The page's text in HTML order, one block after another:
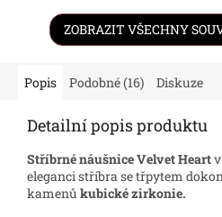
ZOBRAZIT VŠECHNY
Popis Podobné (16) Diskuze
Detailní popis produktu
Stříbrné náušnice Velvet Heart
eleganci stříbra se třpytem
kamenů kubické zirkonie.